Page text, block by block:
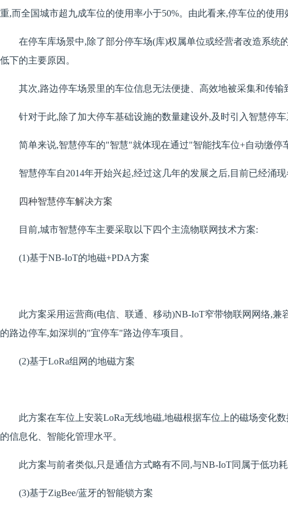
重,而全国城市超九成车位的使用率小于50%。由此看来,停车位的使用
在停车库场景中,除了部分停车场(库)权属单位或经营者改造系
低下的主要原因。
其次,路边停车场景里的车位信息无法便捷、高效地被采集和传
针对于此,除了加大停车基础设施的数量建设外,及时引入智慧停
简单来说,智慧停车的"智慧"就体现在通过"智能找车位+自动缴停
智慧停车自2014年开始兴起,经过这几年的发展之后,目前已经涌
四种智慧停车解决方案
目前,城市智慧停车主要采取以下四个主流物联网技术方案:
(1)基于NB-IoT的地磁+PDA方案
此方案采用运营商(电信、联通、移动)NB-IoT窄带物联网网络,
的路边停车,如深圳的"宜停车"路边停车项目。
(2)基于LoRa组网的地磁方案
此方案在车位上安装LoRa无线地磁,地磁根据车位上的磁场变化
的信息化、智能化管理水平。
此方案与前者类似,只是通信方式略有不同,与NB-IoT同属于低功
(3)基于ZigBee/蓝牙的智能锁方案